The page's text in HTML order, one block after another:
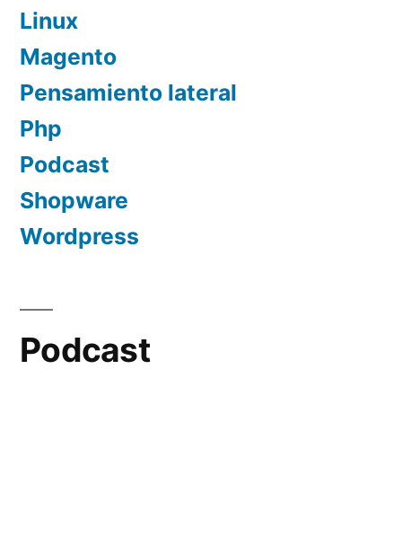
Linux
Magento
Pensamiento lateral
Php
Podcast
Shopware
Wordpress
Podcast